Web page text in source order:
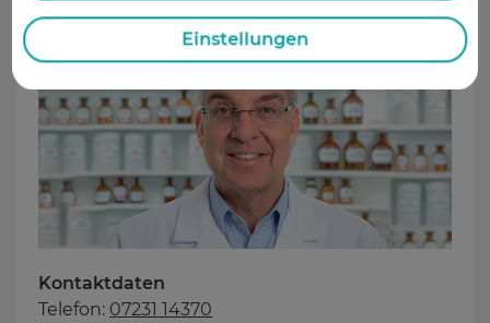
Einstellungen
Kontaktdaten
Telefon: 07231 14370